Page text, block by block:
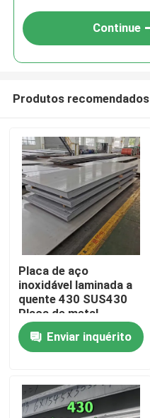
Para casa
Produtos
Vídeos
Continue
Produtos recomendados
Placa de aço
inoxidável laminada a
quente 430 SUS430
Placa de metal
8*1500*6000mm com
superfície NO.1
Enviar inquérito